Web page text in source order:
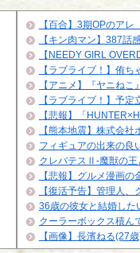
【百合】3期OPのア
【キン肉マン】387
【NEEDY GIRL
【ラブライブ！】侑
【アニメ】『ヤニね
【ラブライブ！】予
【悲報】「
【熊本地震】株式会
フィギュアの出来の良
クレバテスⅡ-魔獣の王
【悲報】グルメ漫画
【復活予告】管理人、
36歳の彼女と結婚した
クーラーボックス積
【画像】長濱ねる(27